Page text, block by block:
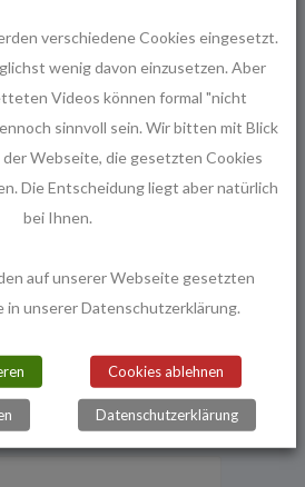
verschiedene Cookies eingesetzt.
wenig davon einzusetzen. Aber
Videos können formal "nicht
sinnvoll sein. Wir bitten mit Blick
Webseite, die gesetzten Cookies
Die Entscheidung liegt aber natürlich
bei Ihnen.
auf unserer Webseite gesetzten
in unserer Datenschutzerklärung.
Cookies ablehnen
Datenschutzerklärung